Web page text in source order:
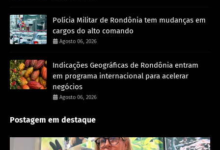
Polícia Militar de Rondônia tem mudanças em
cargos do alto comando
Agosto 06, 2026
Indicações Geográficas de Rondônia entram
em programa internacional para acelerar
negócios
Agosto 06, 2026
Postagem em destaque